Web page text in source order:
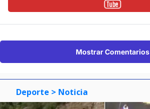
Mostrar Comentarios
Deporte > Noticia